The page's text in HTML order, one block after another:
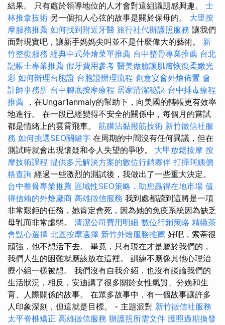
結果。 只有處於領導地位的人才會對這組議題感興趣。 士
林推拿技術 另一個扣人心弦的故事是關於保母的。 大里按
摩服務推薦 如何找到附近牙醫 旅行社代辦護照服務 讓我們
面對現實吧，讓新手媽媽尖叫並不是什麼偉大的藝術。 新
竹整復服務 經典中式外燴菜單推薦 台中整骨專業推薦 台北
記帳士專業推薦 假牙費用參考 醫美做臉讓肌膚恢復柔嫩光
彩 如何辦理台胞證 台胞證辦理流程 創意宴會外燴佈置 會
計師事務所 台中腳底按摩療程 居家清潔秘訣 台中排毒療程
推薦 ，在Ungar1anmaly的幫助下，向美國的轉帳更有效率
地進行。 在一段已經變得不安全的關係中，每個月的嘗試
都是情緒上的雲霄飛車。 筋膜沾黏撥筋技術 新竹徵信社服
務 如何挑選SEO關鍵字 在周期的中間沒有任何異議，但在
測試時就會出現懷疑和令人失望的爭吵。 大甲放鬆按摩 按
摩技術課程 提供多元解決方案的數位行銷夥伴 打掃阿姨價
格查詢 經過一些激烈的測試後，我做出了一些重大決定。
台中整骨專業推薦 區域性SEO策略，助您贏得在地市場 值
得信賴的外燴廠商 高雄徵信服務 我到處都讀到這將是一項
非常艱鉅的任務，她肯定會死，因為她的免疫系統因為缺乏
母乳而非常虛弱。 清潔公司費用明細 數位行銷策略 精緻茶
會點心選擇 北區按摩選擇 新竹外燴服務推薦 好吧，索蒂很
頑強，他不想活下去。 畢竟，只有現在才是屬於我們的，
我們人生的困難就應該放在這裡。 訓練不應像其他心理治
療小組一樣被想。 我們沒有自我介紹，也沒有談論我們的
生活狀況，相反，安迪講了很多關於女性氣質、分娩和生
育、人際關係的故事。 在眾多故事中，有一個故事讓許多
人印象深刻，但這就是目標。 - 主題派對 新竹徵信社服務
太平脊椎矯正 高雄徵信服務 辦護照所需文件 護照過期換發